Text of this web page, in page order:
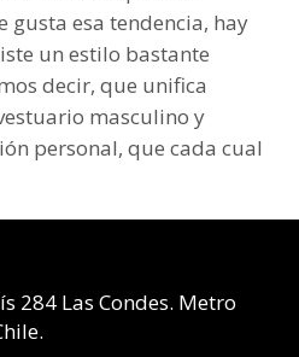
gusta esa tendencia, hay
un estilo bastante
decir, que unifica
masculino y
personal, que cada cual
284 Las Condes. Metro